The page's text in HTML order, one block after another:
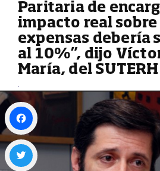
Paritaria de
impacto real sobre
expensas debería
al 10%”, dijo
María, del SUTERH
Facebook